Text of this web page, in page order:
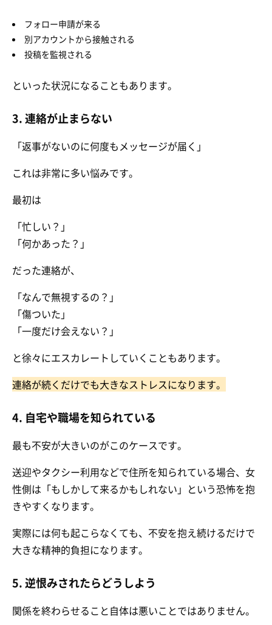
フォロー申請が来る
別アカウントから接触される
投稿を監視される
といった状況になることもあります。
3. 連絡が止まらない
「返事がないのに何度もメッセージが届く」
これは非常に多い悩みです。
最初は
「忙しい？」
「何かあった？」
だった連絡が、
「なんで無視するの？」
「傷ついた」
「一度だけ会えない？」
と徐々にエスカレートしていくこともあります。
連絡が続くだけでも大きなストレスになります。
4. 自宅や職場を知られている
最も不安が大きいのがこのケースです。
送迎やタクシー利用などで住所を知られている場合、女
性側は「もしかして来るかもしれない」という恐怖を抱
きやすくなります。
実際には何も起こらなくても、不安を抱え続けるだけで
大きな精神的負担になります。
5. 逆恨みされたらどうしよう
関係を終わらせること自体は悪いことではありません。